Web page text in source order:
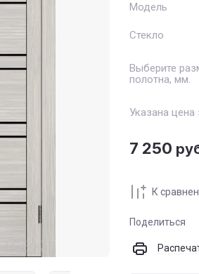
Стекло:
Модель
Стекло
Выберите
полотна, мм.
Указана цена
7 250
К
Поделиться